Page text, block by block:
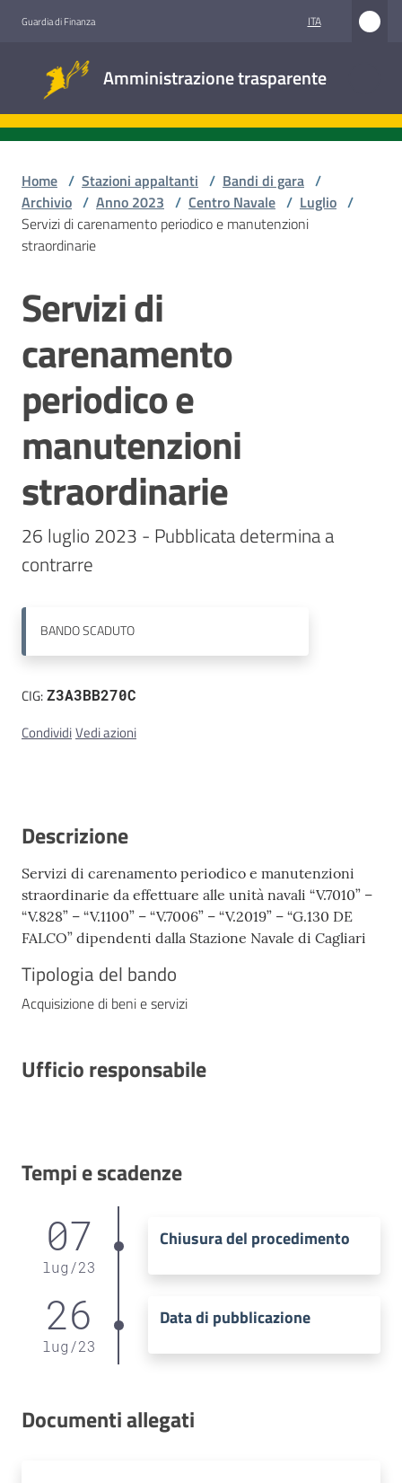
Guardia di Finanza ITA
Amministrazione trasparente
trasparente
Accesso
Stazioni
appaltanti
Contatti
Home / Stazioni appaltanti / Bandi di gara /
Archivio / Anno 2023 / Centro Navale / Luglio /
Servizi di carenamento periodico e manutenzioni
straordinarie
Salta al contenuto
Servizi di
carenamento
periodico e
manutenzioni
straordinarie
26 luglio 2023 - Pubblicata determina a
contrarre
BANDOSCADUTO
CIG:Z3A3BB270C
CondividiVedi azioni
Descrizione
Servizi di carenamento periodico e manutenzioni
straordinarie da effettuare alle unità navali “V.7010” –
“V.828” – “V.1100” – “V.7006” – “V.2019” – “G.130 DE
FALCO” dipendenti dalla Stazione Navale di Cagliari
Tipologia del bando
Acquisizione di beni e servizi
Ufficio responsabile
Tempi e scadenze
07
lug /23
Chiusura del procedimento
26
lug /23
Data di pubblicazione
Documenti allegati